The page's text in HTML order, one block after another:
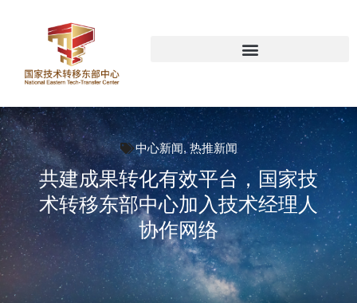
中心新闻,热推新闻
共建成果转化有效平台，国家技
术转移东部中心加入技术经理人
协作网络